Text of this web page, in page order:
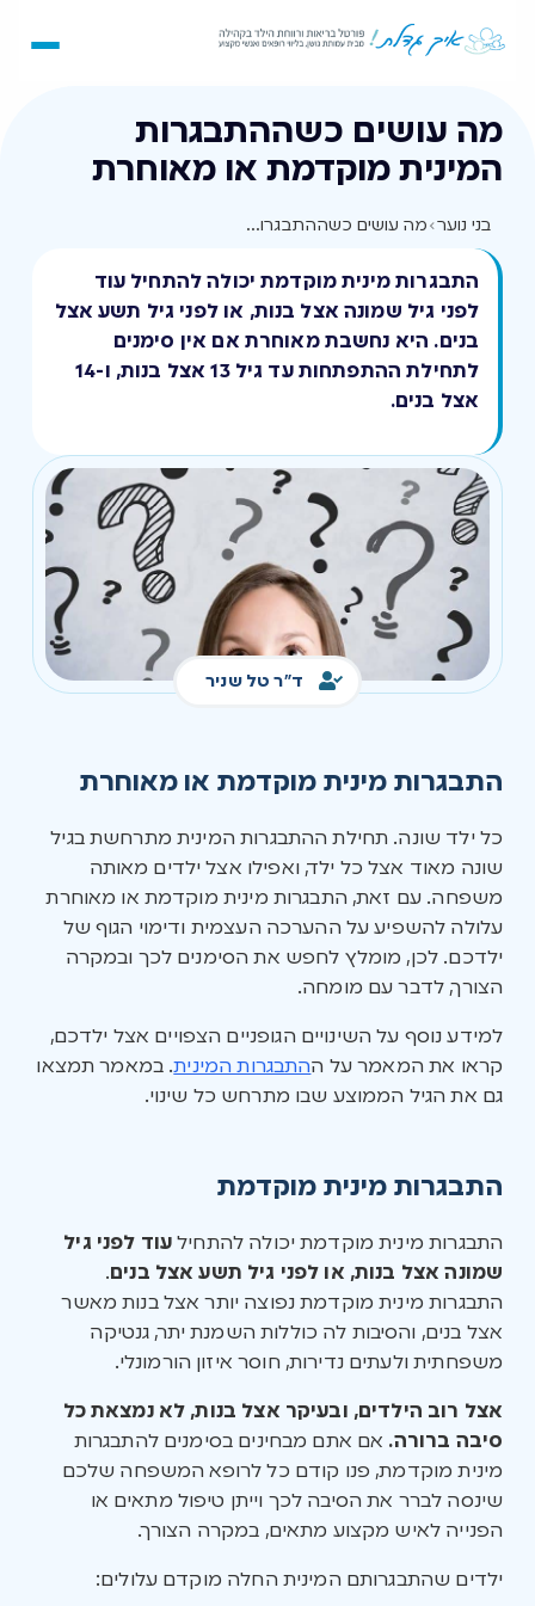
מה עושים כשההתבגרות
המינית מוקדמת או מאוחרת
בני נוער› מה עושים כשההתבגרות המינית מוקדמת או מאוחרת
התבגרות מינית מוקדמת יכולה להתחיל עוד
לפני גיל שמונה אצל בנות, או לפני גיל תשע אצל
בנים. היא נחשבת מאוחרת אם אין סימנים
לתחילת ההתפתחות עד גיל 13 אצל בנות, ו-14
אצל בנים.
ד"ר טל שניר
התבגרות מינית מוקדמת או מאוחרת
כל ילד שונה. תחילת ההתבגרות המינית מתרחשת בגיל
שונה מאוד אצל כל ילד, ואפילו אצל ילדים מאותה
משפחה. עם זאת, התבגרות מינית מוקדמת או מאוחרת
עלולה להשפיע על ההערכה העצמית ודימוי הגוף של
ילדכם. לכן, מומלץ לחפש את הסימנים לכך ובמקרה
הצורך, לדבר עם מומחה.
למידע נוסף על השינויים הגופניים הצפויים אצל ילדכם,
קראו את המאמר על ההתבגרות המינית. במאמר תמצאו
גם את הגיל הממוצע שבו מתרחש כל שינוי.
התבגרות מינית מוקדמת
התבגרות מינית מוקדמת יכולה להתחיל עוד לפני גיל
שמונה אצל בנות, או לפני גיל תשע אצל בנים.
התבגרות מינית מוקדמת נפוצה יותר אצל בנות מאשר
אצל בנים, והסיבות לה כוללות השמנת יתר, גנטיקה
משפחתית ולעתים נדירות, חוסר איזון הורמונלי.
אצל רוב הילדים, ובעיקר אצל בנות, לא נמצאת כל
סיבה ברורה. אם אתם מבחינים בסימנים להתבגרות
מינית מוקדמת, פנו קודם כל לרופא המשפחה שלכם
שינסה לברר את הסיבה לכך וייתן טיפול מתאים או
הפנייה לאיש מקצוע מתאים, במקרה הצורך.
ילדים שהתבגרותם המינית החלה מוקדם עלולים: